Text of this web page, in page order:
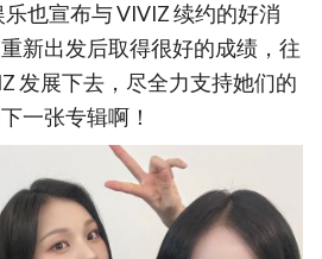
也宣布与 VIVIZ 续约的好消
新出发后取得很好的成绩，往
发展下去，尽全力支持她们的
一张专辑啊！